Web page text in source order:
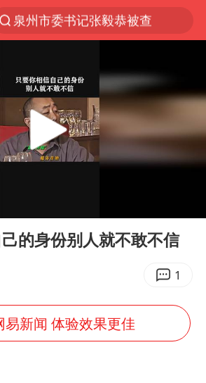
陈垣宇0-3张禹珍 国乒男单全军覆没
上海：台风白海豚或将带来龙卷风
国防部：中国军队坚决反制任何闹海挑衅图谋
东航：国内客票提前14天免费退改
的身份别人就不敢不信
1
易新闻 体验效果更佳